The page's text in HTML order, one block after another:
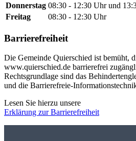
Donnerstag 08:30 - 12:30 Uhr und
Freitag
08:30 - 12:30 Uhr
Barrierefreiheit
Die Gemeinde Quierschied ist bemüht,
www.quierschied.de barrierefrei
Rechtsgrundlage sind das
und die Barrierefreie-
Lesen Sie hierzu unsere
Erklärung zur Barrierefreiheit